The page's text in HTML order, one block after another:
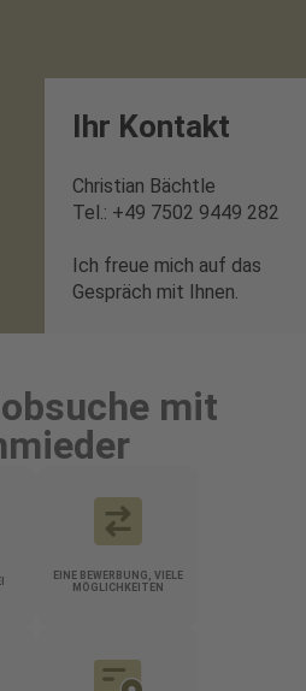
Ihr Kontakt
Christian Bächtle
Tel.: +49 7502 9449 282
Ich freue mich auf das
Gespräch mit Ihnen.
mit
EINE BEWERBUNG, VIELE
MÖGLICHKEITEN